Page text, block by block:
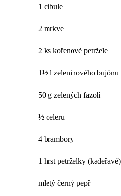
1 cibule
2 mrkve
2 ks kořenové petržele
1½ l zeleninového bujónu
50 g zelených fazolí
½ celeru
4 brambory
1 hrst petrželky (kadeřavé)
mletý černý pepř